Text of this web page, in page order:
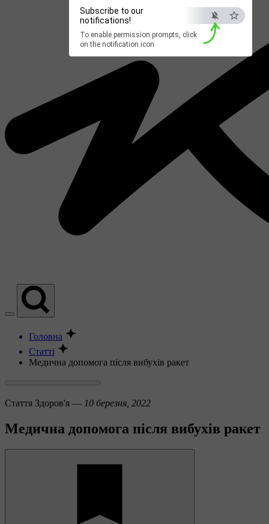
Subscribe to our
notifications!
To enable permission prompts, click
on the notification icon
Головна
Статті
Медична допомога після вибухів ракет
Стаття Здоров'я — 10 березня, 2022
Медична допомога після вибухів ракет